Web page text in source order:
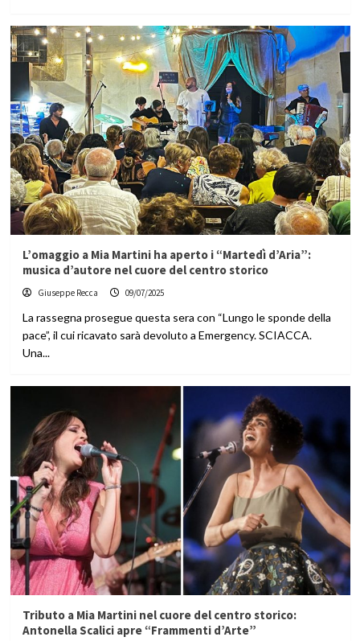
L’omaggio a Mia Martini ha aperto i “Martedì d’Aria”:
musica d’autore nel cuore del centro storico
Giuseppe Recca 09/07/2025
La rassegna prosegue questa sera con “Lungo le sponde della
pace”, il cui ricavato sarà devoluto a Emergency. SCIACCA.
Una...
Tributo a Mia Martini nel cuore del centro storico:
Antonella Scalici apre “Frammenti d’Arte”